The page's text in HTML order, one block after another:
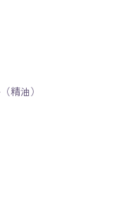
精油）